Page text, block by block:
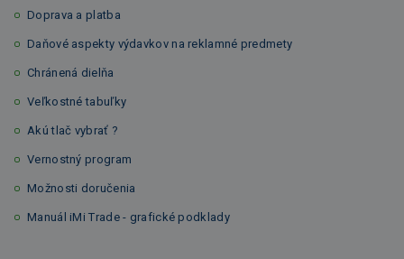
Doprava a platba
Daňové aspekty výdavkov na reklamné predmety
Chránená dielňa
Veľkostné tabuľky
Akú tlač vybrať ?
Vernostný program
Možnosti doručenia
Manuál iMi Trade - grafické podklady